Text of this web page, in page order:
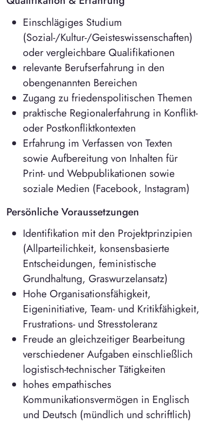
Einschlägiges Studium
(Sozial-/Kultur-/Geisteswissenschaften)
oder vergleichbare Qualifikationen
relevante Berufserfahrung in den
obengenannten Bereichen
Zugang zu friedenspolitischen Themen
praktische Regionalerfahrung in Konflikt-
oder Postkonfliktkontexten
Erfahrung im Verfassen von Texten
sowie Aufbereitung von Inhalten für
Print- und Webpublikationen sowie
soziale Medien (Facebook, Instagram)
Persönliche Voraussetzungen
Identifikation mit den Projektprinzipien
(Allparteilichkeit, konsensbasierte
Entscheidungen, feministische
Grundhaltung, Graswurzelansatz)
Hohe Organisationsfähigkeit,
Eigeninitiative, Team- und Kritikfähigkeit,
Frustrations- und Stresstoleranz
Freude an gleichzeitiger Bearbeitung
verschiedener Aufgaben einschließlich
logistisch-technischer Tätigkeiten
hohes empathisches
Kommunikationsvermögen in Englisch
und Deutsch (mündlich und schriftlich)